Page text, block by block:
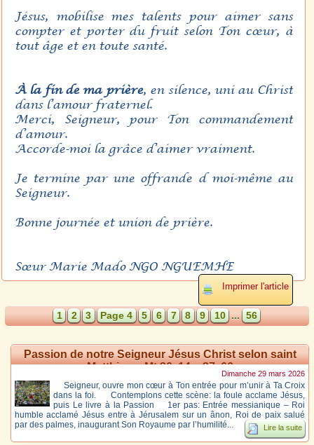
Jésus, mobilise mes talents pour aimer sans
compter et porter du fruit selon Ton cœur, à
tout âge et en toute santé.
À la fin de ma prière, en silence, uni au Christ
dans l’amour fraternel.
Merci, Seigneur, pour Ton commandement
d’amour.
Accorde-moi la grâce d’aimer vraiment.
Je termine par une offrande d moi-même au
Seigneur.
Bonne journée et union de prière.
Sœur Marie Mado NGO NGUEMHE
Imprimer l'article
1 2 3 Page 4 5 6 7 8 9 10 ... 56
Passion de notre Seigneur Jésus Christ selon saint
Matthieu – Mt 26, 14 – 27, 66
Dimanche 29 mars 2026
Seigneur, ouvre mon cœur à Ton entrée pour m’unir à Ta Croix
dans la foi. Contemplons cette scène: la foule acclame Jésus,
puis Le livre à la Passion 1er pas: Entrée messianique – Roi
humble acclamé Jésus entre à Jérusalem sur un ânon, Roi de paix salué
par des palmes, inaugurant Son Royaume par l’humilité...
Lire la suite